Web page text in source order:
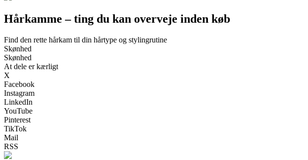
Hårkamme – ting du kan overveje inden køb
Find den rette hårkam til din hårtype og stylingrutine
Skønhed
Skønhed
At dele er kærligt
X
Facebook
Instagram
LinkedIn
YouTube
Pinterest
TikTok
Mail
RSS